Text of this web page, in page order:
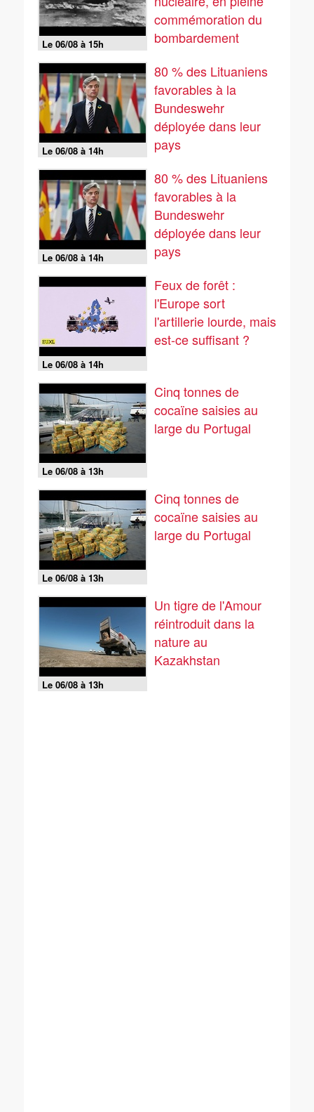
Le 06/08 à 15h
commémoration du
bombardement
Le 06/08 à 14h
80 % des Lituaniens
favorables à la
Bundeswehr
déployée dans leur
pays
Le 06/08 à 14h
80 % des Lituaniens
favorables à la
Bundeswehr
déployée dans leur
pays
Le 06/08 à 14h
Feux de forêt :
l'Europe sort
l'artillerie lourde, mais
est-ce suffisant ?
Le 06/08 à 13h
Cinq tonnes de
cocaïne saisies au
large du Portugal
Le 06/08 à 13h
Cinq tonnes de
cocaïne saisies au
large du Portugal
Le 06/08 à 13h
Un tigre de l'Amour
réintroduit dans la
nature au
Kazakhstan